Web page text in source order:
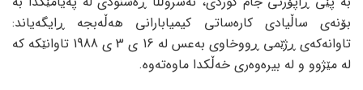
بۆنەی ساڵیادی کارەساتی کیمیابارانی هەڵەبجە ڕایگەیاند:
تاوانەکەی ڕژێمی ڕووخاوی بەعس لە 16 ی 3 ی 1988 تاوانێکە کە
لە مێژوو و لە بیرەوەری خەڵکدا ماوەتەوە.